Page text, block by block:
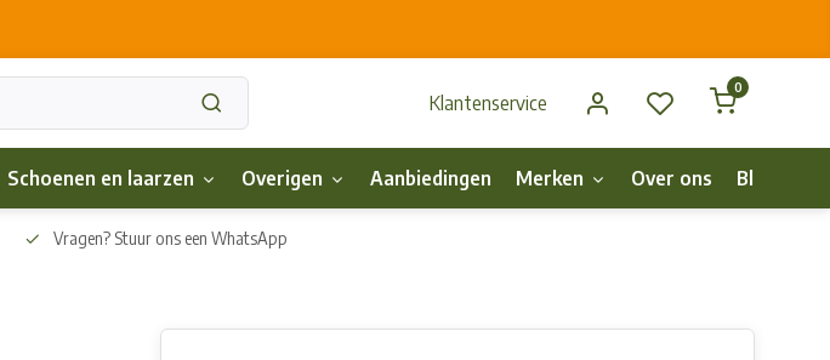
Klantenservice
0
Schoenen en laarzen Overigen Aanbiedingen Merken Over ons Blog
Vragen? Stuur ons een WhatsApp